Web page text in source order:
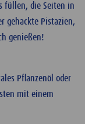
füllen, die Seiten in
gehackte Pistazien,
genießen!
Pflanzenöl oder
mit einem